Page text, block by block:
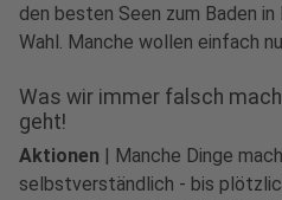
den besten Seen zum Baden
Wahl. Manche wollen einfach
Was wir immer falsch
geht!
Aktionen | Manche Dinge
selbstverständlich - bis